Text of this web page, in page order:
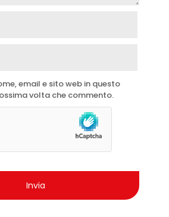
email e sito web in questo
volta che commento.